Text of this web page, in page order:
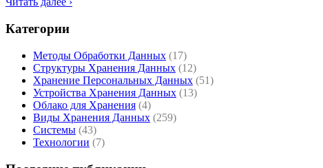
Категории
Методы Обработки Данных (17)
Структуры Хранения Данных (12)
Хранение Персональных Данных (51)
Устройства Хранения Данных (13)
Облако для Хранения (4)
Виды Хранения Данных (259)
Системы (43)
Технологии (7)